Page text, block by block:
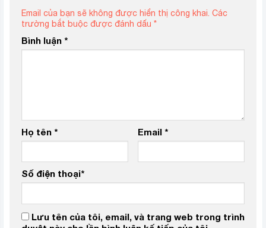
Email của bạn sẽ không được hiển thị công khai. Các
trường bắt buộc được đánh dấu *
Bình luận *
Họ tên * Email *
Số điện thoại*
Lưu tên của tôi, email, và trang web trong trình